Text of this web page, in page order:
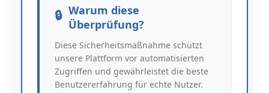
Warum diese
Überprüfung?
Diese Sicherheitsmaßnahme schützt
unsere Plattform vor automatisierten
Zugriffen und gewährleistet die beste
Benutzererfahrung für echte Nutzer.